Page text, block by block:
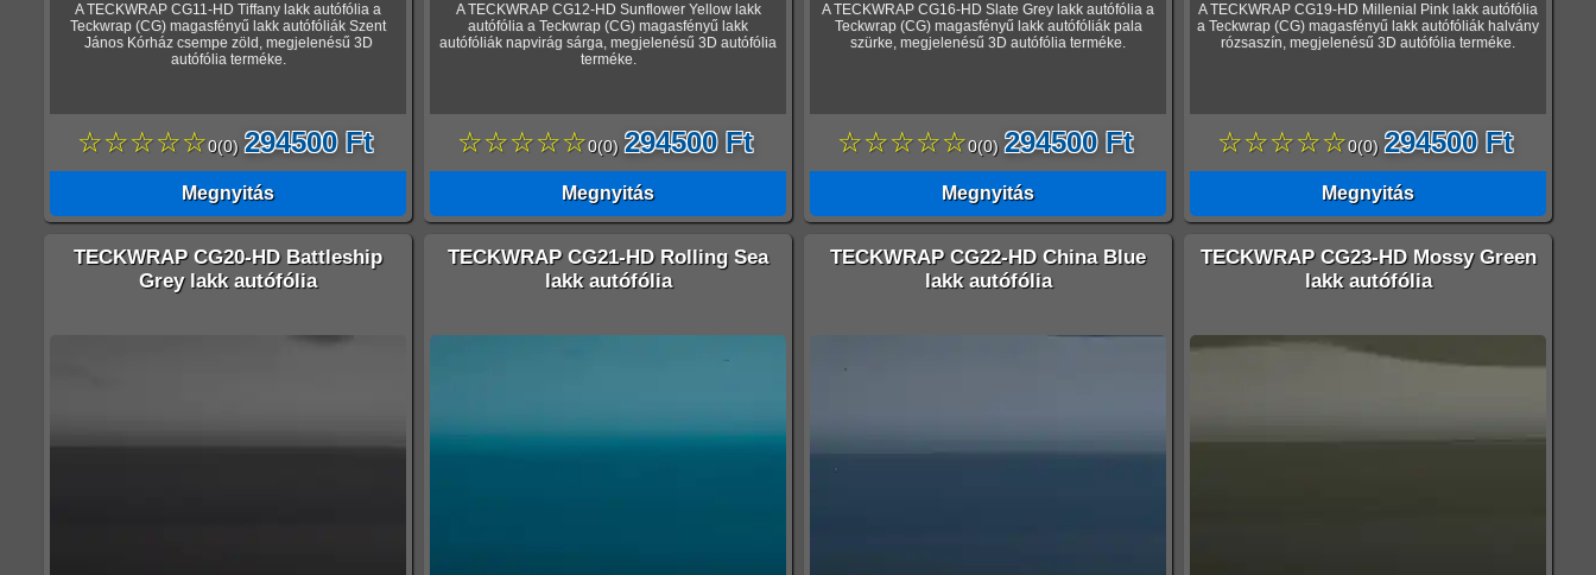
A TECKWRAP CG11-HD Tiffany lakk autófólia a
Teckwrap (CG) magasfényű lakk autófóliák Szent
János Kórház csempe zöld, megjelenésű 3D
autófólia terméke.
☆☆☆☆☆0(0) 294500 Ft
Megnyitás
A TECKWRAP CG12-HD Sunflower Yellow lakk
autófólia a Teckwrap (CG) magasfényű lakk
autófóliák napvirág sárga, megjelenésű 3D autófólia
terméke.
☆☆☆☆☆0(0) 294500 Ft
Megnyitás
A TECKWRAP CG16-HD Slate Grey lakk autófólia a
Teckwrap (CG) magasfényű lakk autófóliák pala
szürke, megjelenésű 3D autófólia terméke.
☆☆☆☆☆0(0) 294500 Ft
Megnyitás
A TECKWRAP CG19-HD Millenial Pink lakk autófólia
a Teckwrap (CG) magasfényű lakk autófóliák halvány
rózsaszín, megjelenésű 3D autófólia terméke.
☆☆☆☆☆0(0) 294500 Ft
Megnyitás
TECKWRAP CG20-HD Battleship
Grey lakk autófólia
TECKWRAP CG21-HD Rolling Sea
lakk autófólia
TECKWRAP CG22-HD China Blue
lakk autófólia
TECKWRAP CG23-HD Mossy Green
lakk autófólia